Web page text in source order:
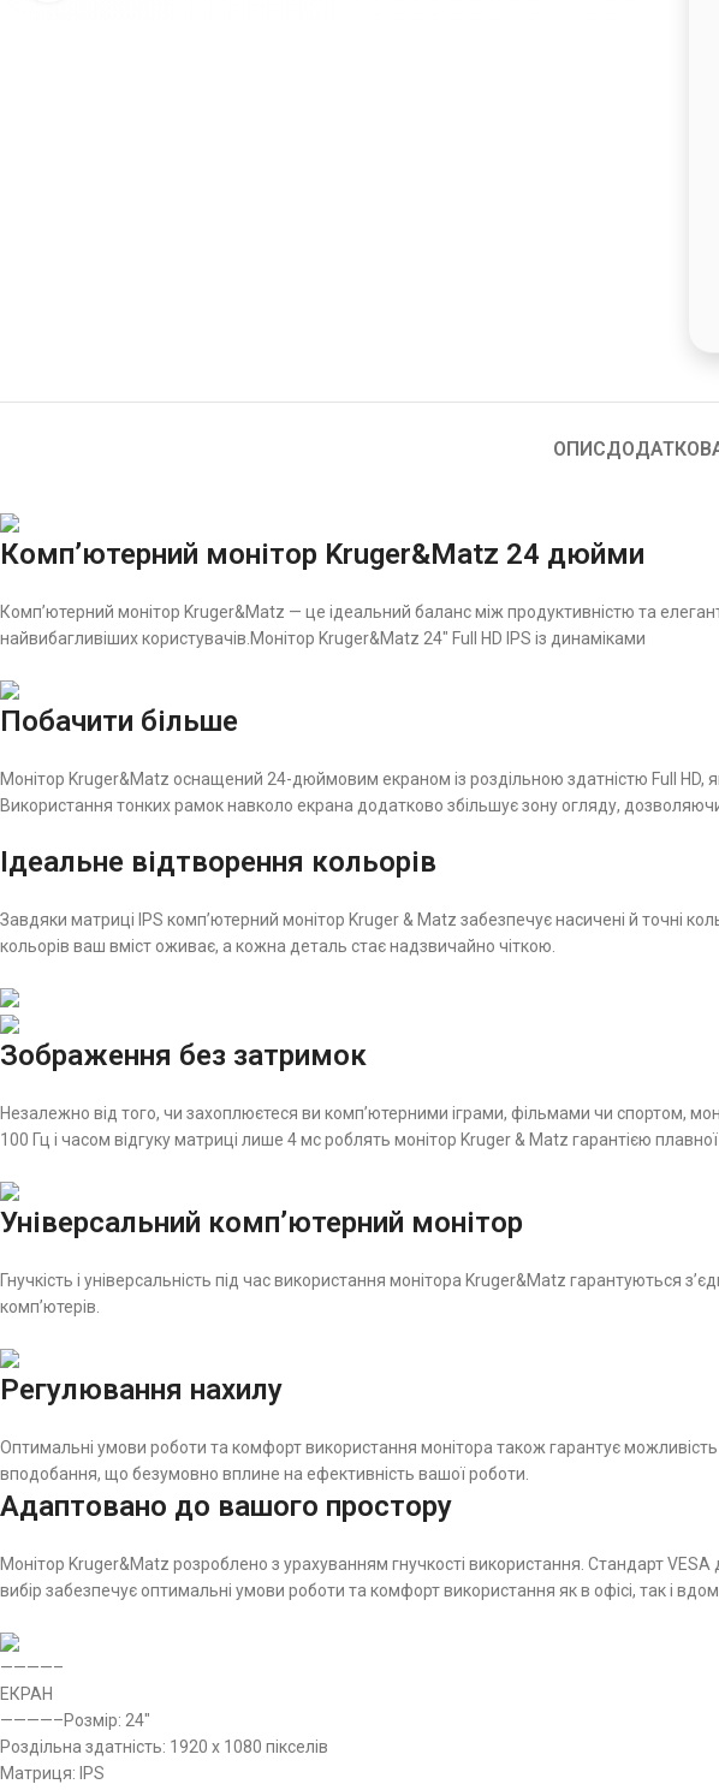
ОПИС
Комп’ютерний монітор Kruger&Matz 24 дюйми
Комп’ютерний монітор Kruger&Matz — це ідеальний баланс між продуктивністю та
найвибагливіших користувачів.Монітор Kruger&Matz 24″ Full HD IPS із динаміками
Побачити більше
Монітор Kruger&Matz оснащений 24-дюймовим екраном із роздільною здатністю Full HD,
Використання тонких рамок навколо екрана додатково збільшує зону огляду,
Ідеальне відтворення кольорів
Завдяки матриці IPS комп’ютерний монітор Kruger & Matz забезпечує насичені й точні
кольорів ваш вміст оживає, а кожна деталь стає надзвичайно чіткою.
Зображення без затримок
Незалежно від того, чи захоплюєтеся ви комп’ютерними іграми, фільмами чи спортом,
100 Гц і часом відгуку матриці лише 4 мс роблять монітор Kruger & Matz гарантією
Універсальний комп’ютерний монітор
Гнучкість і універсальність під час використання монітора Kruger&Matz гарантуються
комп’ютерів.
Регулювання нахилу
Оптимальні умови роботи та комфорт використання монітора також гарантує
вподобання, що безумовно вплине на ефективність вашої роботи.
Адаптовано до вашого простору
Монітор Kruger&Matz розроблено з урахуванням гнучкості використання. Стандарт VESA
вибір забезпечує оптимальні умови роботи та комфорт використання як в офісі, так і
————–
ЕКРАН
————–Розмір: 24″
Роздільна здатність: 1920 x 1080 пікселів
Матриця: IPS